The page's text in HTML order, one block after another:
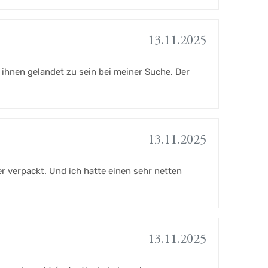
13.11.2025
gelandet zu sein bei meiner Suche. Der
13.11.2025
verpackt. Und ich hatte einen sehr netten
13.11.2025